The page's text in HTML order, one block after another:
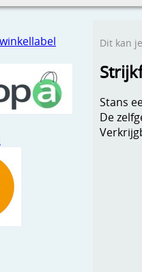
Dit kan
Stans
De